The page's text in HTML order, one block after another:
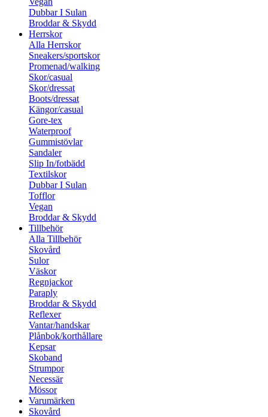
Dubbar I Sulan
Broddar & Skydd
Herrskor
Alla Herrskor
Sneakers/sportskor
Promenad/walking
Skor/casual
Skor/dressat
Boots/dressat
Kängor/casual
Gore-tex
Waterproof
Gummistövlar
Sandaler
Slip In/fotbädd
Textilskor
Dubbar I Sulan
Tofflor
Vegan
Broddar & Skydd
Tillbehör
Alla Tillbehör
Skovård
Sulor
Väskor
Regnjackor
Paraply
Broddar & Skydd
Reflexer
Vantar/handskar
Plånbok/korthållare
Kepsar
Skoband
Strumpor
Necessär
Mössor
Varumärken
Skovård